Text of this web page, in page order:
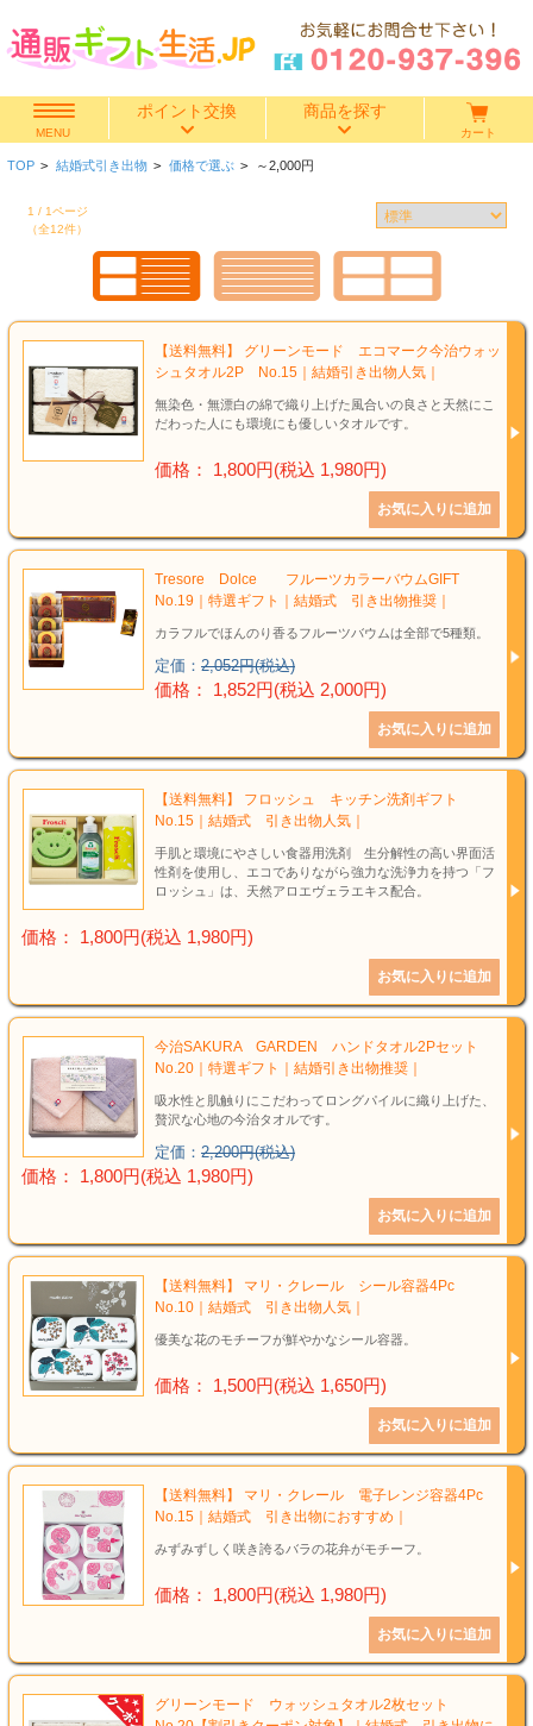
MENU
ポイント交換 商品を探す
快気祝い
香典返し
出産内祝い
結婚引き出物
結婚祝い
新築祝い
初盆・新盆
プレゼント
長寿のお祝い
カタログ
その他
カート
TOP > 結婚式引き出物 > 価格で選ぶ > ～2,000円
1 / 1ページ
（全12件）
【送料無料】 グリーンモード エコマーク今治ウォッ
シュタオル2P No.15｜結婚引き出物人気｜
無染色・無漂白の綿で織り上げた風合いの良さと天然にこ
だわった人にも環境にも優しいタオルです。
価格： 1,800円(税込 1,980円)
Tresore Dolce フルーツカラーバウムGIFT
No.19｜特選ギフト｜結婚式 引き出物推奨｜
カラフルでほんのり香るフルーツバウムは全部で5種類。
定価： 2,052円(税込)
価格： 1,852円(税込 2,000円)
【送料無料】 フロッシュ キッチン洗剤ギフト
No.15｜結婚式 引き出物人気｜
手肌と環境にやさしい食器用洗剤 生分解性の高い界面活
性剤を使用し、エコでありながら強力な洗浄力を持つ「フ
ロッシュ」は、天然アロエヴェラエキス配合。
価格： 1,800円(税込 1,980円)
今治SAKURA GARDEN ハンドタオル2Pセット
No.20｜特選ギフト｜結婚引き出物推奨｜
吸水性と肌触りにこだわってロングパイルに織り上げた、
贅沢な心地の今治タオルです。
定価： 2,200円(税込)
価格： 1,800円(税込 1,980円)
【送料無料】 マリ・クレール シール容器4Pc
No.10｜結婚式 引き出物人気｜
優美な花のモチーフが鮮やかなシール容器。
価格： 1,500円(税込 1,650円)
【送料無料】 マリ・クレール 電子レンジ容器4Pc
No.15｜結婚式 引き出物におすすめ｜
みずみずしく咲き誇るバラの花弁がモチーフ。
価格： 1,800円(税込 1,980円)
グリーンモード ウォッシュタオル2枚セット